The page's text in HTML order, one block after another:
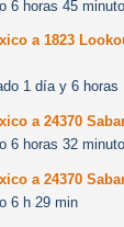
6 horas 45
a 1823
1 día y 6 horas
a 24370
6 horas 32
a 24370
6 h 29 min